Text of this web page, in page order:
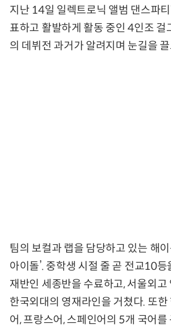
지난 14일 일렉트로닉 앨범 댄스파
표하고 활발하게 활동 중인 4인조 걸
의 데뷔전 과거가 알려지며 눈길을
팀의 보컬과 랩을 담당하고 있는 해
아이돌’. 중학생 시절 줄 곧 전교10
재반인 세종반을 수료하고, 서울외고
한국외대의 영재라인을 거쳤다. 또한
어, 프랑스어, 스페인어의 5개 국어를